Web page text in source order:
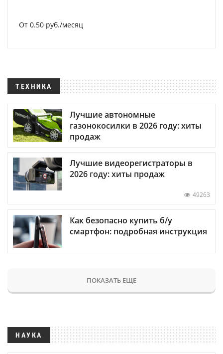
От 0.50 руб./месяц
ТЕХНИКА
Лучшие автономные
газонокосилки в 2026 году: хиты
продаж
Лучшие видеорегистраторы в
2026 году: хиты продаж
49263
Как безопасно купить б/у
смартфон: подробная инструкция
ПОКАЗАТЬ ЕЩЕ
НАУКА